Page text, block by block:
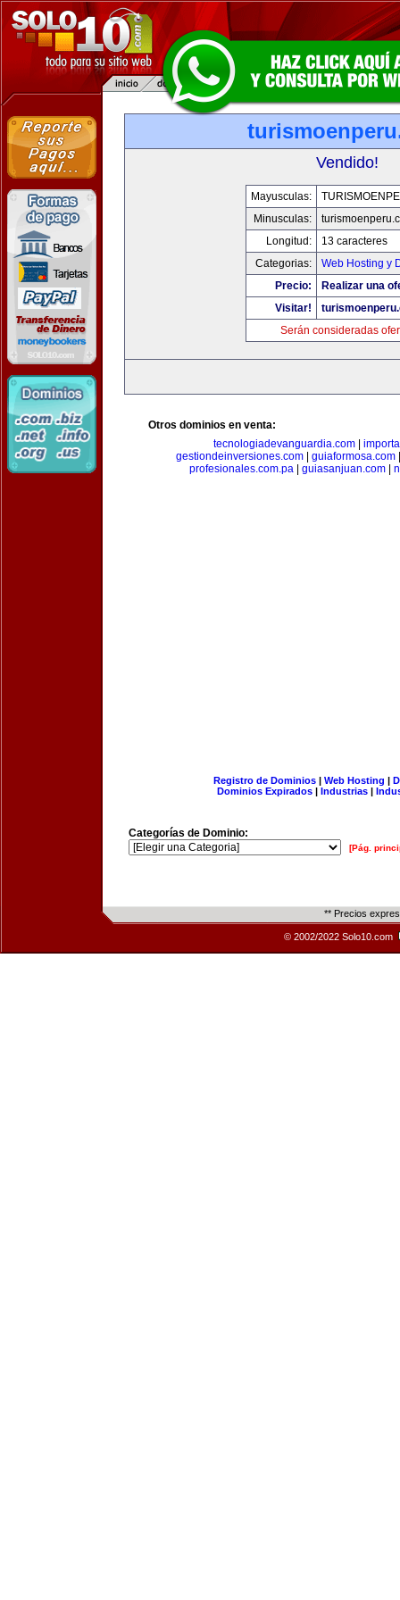
Vendido!
Mayusculas:
Minusculas:
Longitud:
13 caracteres
Categorias:
Web Hosting y
Precio:
Realizar una
Visitar!
Serán consideradas
Otros dominios en venta:
tecnologiadevanguardia.com|
gestiondeinversiones.com| guiaformosa.com
profesionales.com.pa
guiasanjuan.com
Registro de Dominios| Web Hosting |
Dominios Expirados | Industrias |
Categorías de Dominio:
[Pág.
** Precios
© 2002/2022 Solo10.com